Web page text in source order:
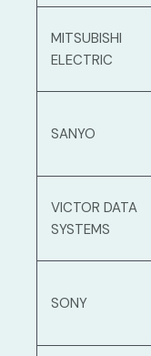
MITSUBISHI
ELECTRIC
SANYO
VICTOR DATA
SYSTEMS
SONY